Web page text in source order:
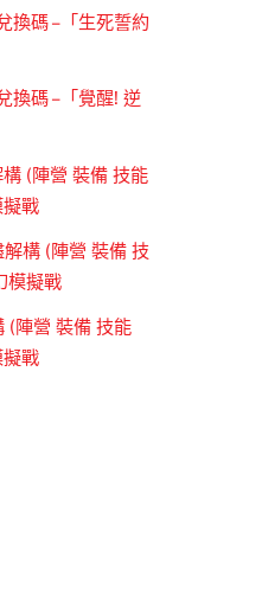
換碼 –「生死誓約
換碼 –「覺醒! 逆
(陣營 裝備 技能
戰
構 (陣營 裝備 技
模擬戰
(陣營 裝備 技能
戰